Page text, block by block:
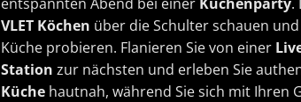
VLET Köchen über die Schulter schauen
Küche probieren. Flanieren Sie von einer
Station zur nächsten und erleben Sie
Küche hautnah, während Sie sich mit Ihren